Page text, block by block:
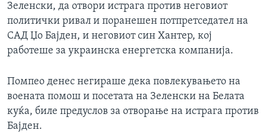
Зеленски, да отвори истрага против неговиот
политички ривал и поранешен потпретседател на
САД Џо Бајден, и неговиот син Хантер, кој
работеше за украинска енергетска компанија.
Помпео денес негираше дека повлекувањето на
воената помош и посетата на Зеленски на Белата
куќа, биле предуслов за отворање на истрага против
Бајден.